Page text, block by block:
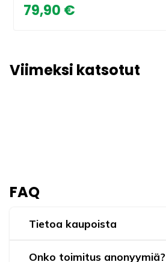
79,90 €
Viimeksi katsotut
FAQ
Tietoa kaupoista
Onko toimitus anonyymiä?